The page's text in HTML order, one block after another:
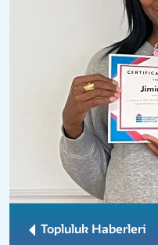
Topluluk Haberleri